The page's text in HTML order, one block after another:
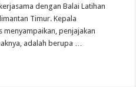
dengan Balai Latihan
Timur. Kepala
menyampaikan, penjajakan
adalah berupa …